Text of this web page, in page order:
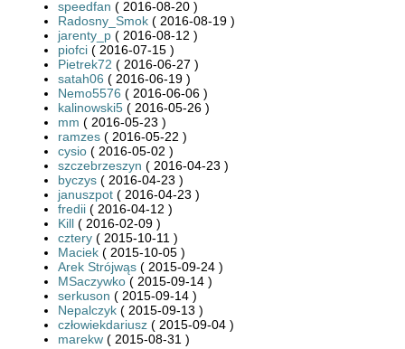
speedfan ( 2016-08-20 )
Radosny_Smok ( 2016-08-19 )
jarenty_p ( 2016-08-12 )
piofci ( 2016-07-15 )
Pietrek72 ( 2016-06-27 )
satah06 ( 2016-06-19 )
Nemo5576 ( 2016-06-06 )
kalinowski5 ( 2016-05-26 )
mm ( 2016-05-23 )
ramzes ( 2016-05-22 )
cysio ( 2016-05-02 )
szczebrzeszyn ( 2016-04-23 )
byczys ( 2016-04-23 )
januszpot ( 2016-04-23 )
fredii ( 2016-04-12 )
Kill ( 2016-02-09 )
cztery ( 2015-10-11 )
Maciek ( 2015-10-05 )
Arek Strójwąs ( 2015-09-24 )
MSaczywko ( 2015-09-14 )
serkuson ( 2015-09-14 )
Nepalczyk ( 2015-09-13 )
człowiekdariusz ( 2015-09-04 )
marekw ( 2015-08-31 )